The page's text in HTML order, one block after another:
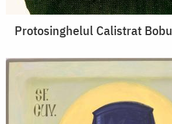
Protosinghelul Calistrat Bobu